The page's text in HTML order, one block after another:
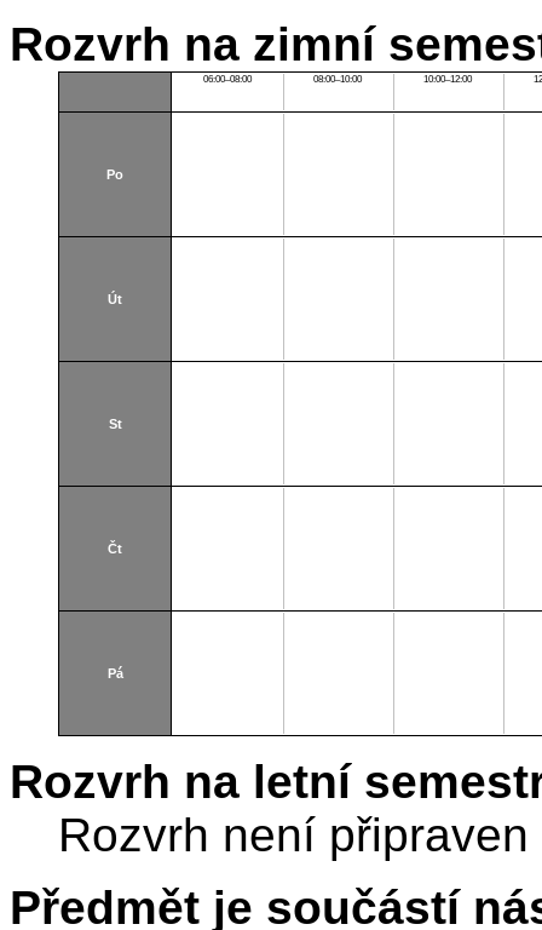
Rozvrh na zimní
06:00–08:00 08:00–10:00 10:00–12:00
Po
Út
St
Čt
Pá
Rozvrh na letní
Rozvrh není připraven
Předmět je součástí